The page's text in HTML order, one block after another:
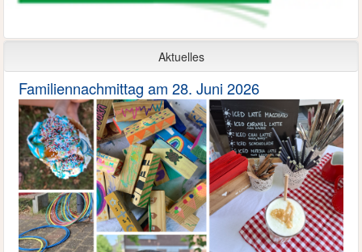
Aktuelles
Familiennachmittag am 28. Juni 2026